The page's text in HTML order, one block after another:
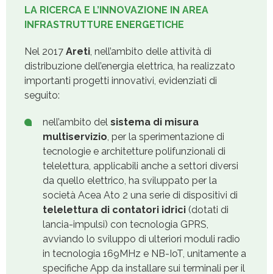
LA RICERCA E L’INNOVAZIONE IN AREA
INFRASTRUTTURE ENERGETICHE
Nel 2017 Areti, nell’ambito delle attività di
distribuzione dell’energia elettrica, ha realizzato
importanti progetti innovativi, evidenziati di
seguito:
nell’ambito del sistema di misura
multiservizio, per la sperimentazione di
tecnologie e architetture polifunzionali di
telelettura, applicabili anche a settori diversi
da quello elettrico, ha sviluppato per la
società Acea Ato 2 una serie di dispositivi di
telelettura di contatori idrici (dotati di
lancia-impulsi) con tecnologia GPRS,
avviando lo sviluppo di ulteriori moduli radio
in tecnologia 169MHz e NB-IoT, unitamente a
specifiche App da installare sui terminali per il